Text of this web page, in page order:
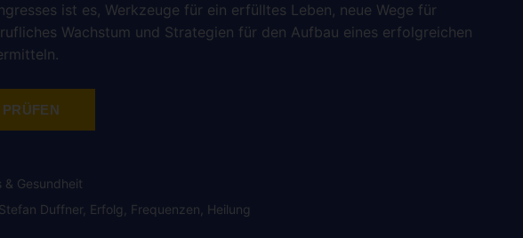
ist es, Werkzeuge für ein erfülltes Leben, neue Wege für
Wachstum und Strategien für den Aufbau eines erfolgreichen
& Gesundheit
Duffner, Erfolg Frequenzen Heilung